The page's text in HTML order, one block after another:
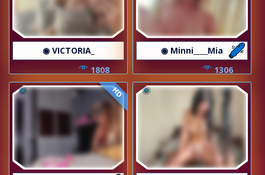
◉ VICTORIA_
1808
◉ Minni____Mia
1306
HD